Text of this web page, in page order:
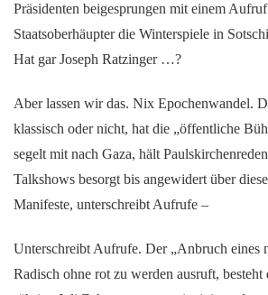
Präsidenten beigesprungen mit einem
Staatsoberhäupter die Winterspiele in
Hat gar Joseph Ratzinger …?
Aber lassen wir das. Nix Epochenwandel.
klassisch oder nicht, hat die „öffentliche
segelt mit nach Gaza, hält
Talkshows besorgt bis angewidert über
Manifeste, unterschreibt Aufrufe –
Unterschreibt Aufrufe. Der „Anbruch eines
Radisch ohne rot zu werden ausruft, besteht